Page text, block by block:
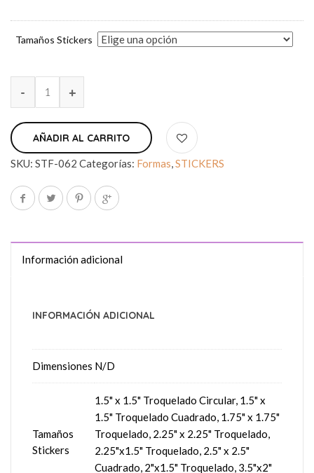
Tamaños Stickers
AÑADIR AL CARRITO
SKU: STF-062 Categorías: Formas,STICKERS
Información adicional
INFORMACIÓN ADICIONAL
Dimensiones N/D
Tamaños
Stickers
1.5" x 1.5" Troquelado Circular, 1.5" x
1.5" Troquelado Cuadrado, 1.75" x 1.75"
Troquelado, 2.25" x 2.25" Troquelado,
2.25"x1.5" Troquelado, 2.5" x 2.5"
Cuadrado, 2"x1.5" Troquelado, 3.5"x2"